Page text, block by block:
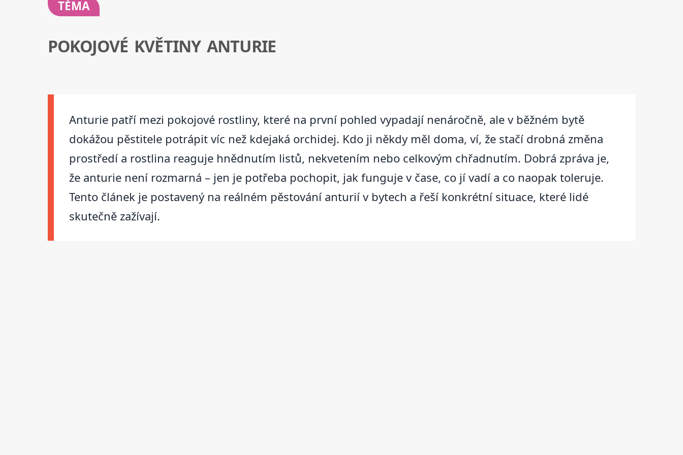
TÉMA
POKOJOVÉ KVĚTINY ANTURIE
Anturie patří mezi pokojové rostliny, které na první pohled vypadají nenáročně, ale v běžném bytě
dokážou pěstitele potrápit víc než kdejaká orchidej. Kdo ji někdy měl doma, ví, že stačí drobná změna
prostředí a rostlina reaguje hnědnutím listů, nekvetením nebo celkovým chřadnutím. Dobrá zpráva je,
že anturie není rozmarná – jen je potřeba pochopit, jak funguje v čase, co jí vadí a co naopak toleruje.
Tento článek je postavený na reálném pěstování anturií v bytech a řeší konkrétní situace, které lidé
skutečně zažívají.